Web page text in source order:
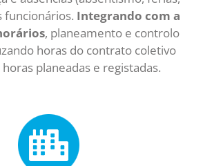
funcionários. Integrando com a
, planeamento e controlo
horas do contrato coletivo
planeadas e registadas.